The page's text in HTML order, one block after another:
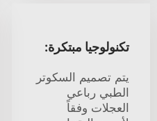
تكنولوجيا مبتكرة:
يتم تصميم السكوتر
الطبي رباعي
العجلات وفقاً